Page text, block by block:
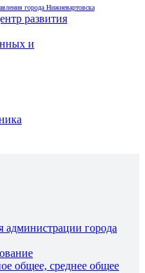
города Нижневартовска
развития
и
администрации города
общее, среднее общее